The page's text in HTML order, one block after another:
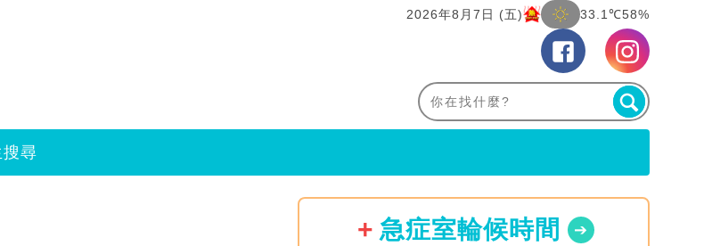
2026年8月7日 (五) 33.1℃58%
尋
急症室輪候時間